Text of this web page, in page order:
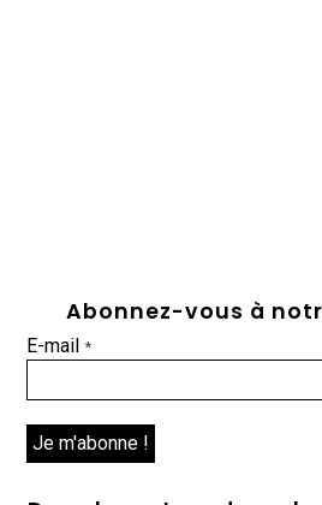
Abonnez-vous à
E-mail*